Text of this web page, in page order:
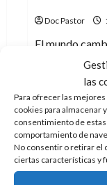
las
Para ofrecer las
cookies para almacenar
consentimiento de
comportamiento de
No consentir o retirar el
ciertas características y
Doc Pastor
El mundo
puede negar
Leer MásLeer
más
de
40º
que